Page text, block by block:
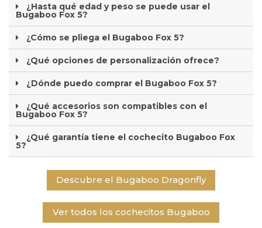
¿Hasta qué edad y peso se puede usar el
Bugaboo Fox 5?
¿Cómo se pliega el Bugaboo Fox 5?
¿Qué opciones de personalización ofrece?
¿Dónde puedo comprar el Bugaboo Fox 5?
¿Qué accesorios son compatibles con el
Bugaboo Fox 5?
¿Qué garantía tiene el cochecito Bugaboo Fox
5?
Descubre el Bugaboo Dragonfly
Ver todos los cochecitos Bugaboo